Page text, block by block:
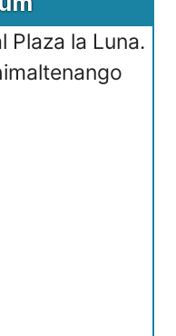
Plaza la Luna.